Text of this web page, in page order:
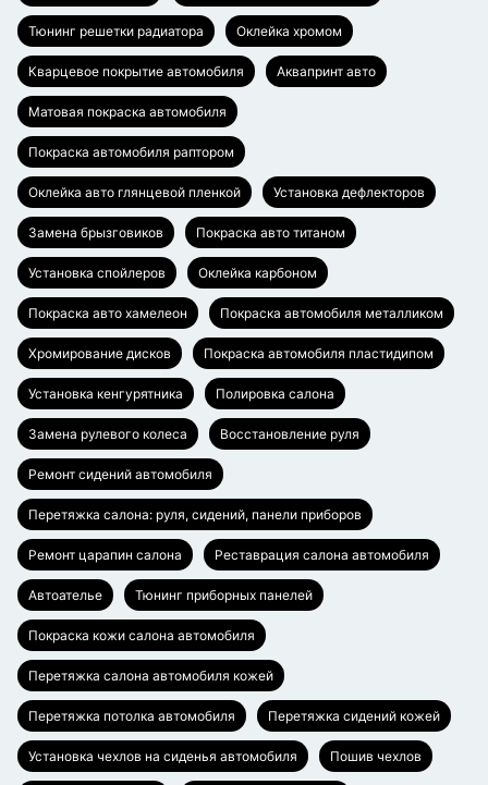
Тюнинг решетки радиатора Оклейка хромом
Кварцевое покрытие автомобиля Аквапринт авто
Матовая покраска автомобиля
Покраска автомобиля раптором
Оклейка авто глянцевой пленкой Установка дефлекторов
Замена брызговиков Покраска авто титаном
Установка спойлеров Оклейка карбоном
Покраска авто хамелеон Покраска автомобиля металликом
Хромирование дисков Покраска автомобиля пластидипом
Установка кенгурятника Полировка салона
Замена рулевого колеса Восстановление руля
Ремонт сидений автомобиля
Перетяжка салона: руля, сидений, панели приборов
Ремонт царапин салона Реставрация салона автомобиля
Автоателье Тюнинг приборных панелей
Покраска кожи салона автомобиля
Перетяжка салона автомобиля кожей
Перетяжка потолка автомобиля Перетяжка сидений кожей
Установка чехлов на сиденья автомобиля Пошив чехлов